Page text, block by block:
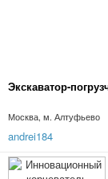
Экскаватор-
Москва, м. Алтуфьево
andrei184